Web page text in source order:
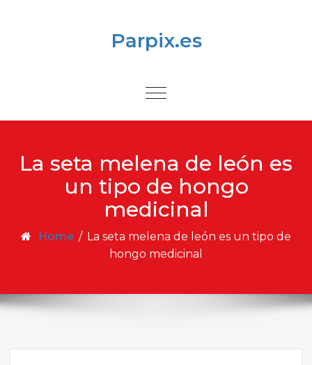
Parpix.es
Toggle
La seta melena de león es
un tipo de hongo
medicinal
Home / La seta melena de león es un tipo de
hongo medicinal